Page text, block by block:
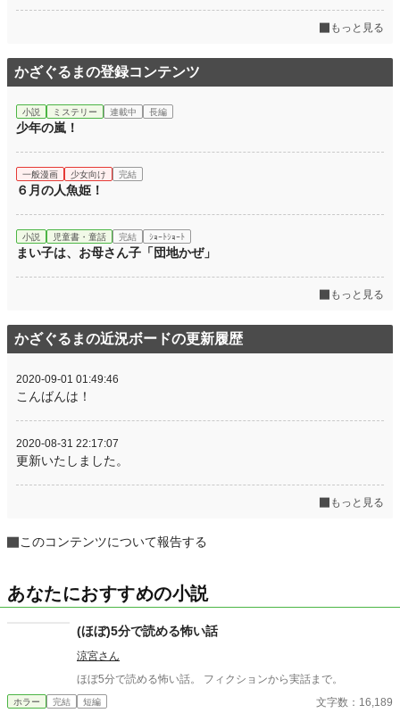
もっと見る
かざぐるまの登録コンテンツ
小説 ミステリー 連載中 長編
少年の嵐！
一般漫画 少女向け 完結
６月の人魚姫！
小説 児童書・童話 完結 ｼｮｰﾄｼｮｰﾄ
まい子は、お母さん子「団地かぜ」
もっと見る
かざぐるまの近況ボードの更新履歴
2020-09-01 01:49:46
こんばんは！
2020-08-31 22:17:07
更新いたしました。
もっと見る
このコンテンツについて報告する
あなたにおすすめの小説
(ほぼ)5分で読める怖い話
涼宮さん
ほぼ5分で読める怖い話。 フィクションから実話まで。
ホラー 完結 短編 文字数：16,189